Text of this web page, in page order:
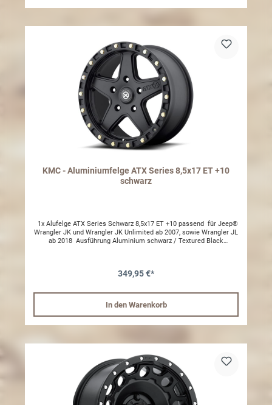
(2520mm)35 x 12.5 R17 (2675mm)Alle weiteren Reifengrößen die
eingetragen werden §21.Es werden zusätzliche Radmuttern
inklusive montage von Reifen.
KMC - Aluminiumfelge ATX Series 8,5x17 ET +10
schwarz
1x Alufelge ATX Series Schwarz 8,5x17 ET +10 passend für Jeep®
Wrangler JK und Wrangler JK Unlimited ab 2007, sowie Wrangler JL
ab 2018 Ausführung Aluminium schwarz / Textured Black
ausreichend Radabdeckung gesorgt werden.
349,95 €*
In den Warenkorb